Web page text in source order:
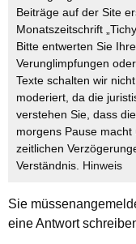
Beiträge auf der Site
Monatszeitschrift
Bitte entwerten Sie
Verunglimpfungen
Texte schalten wir
moderiert, da die
verstehen Sie, dass
morgens Pause
zeitlichen
Verständnis. Hinweis
Sie müssen
eine Antwort